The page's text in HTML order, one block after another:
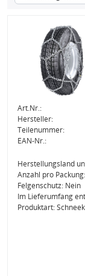
Art.Nr.:
Hersteller:
Teilenummer:
EAN-Nr.:
Herstellungsland
Anzahl pro
Felgenschutz: Nein
Im Lieferumfang
Produktart: